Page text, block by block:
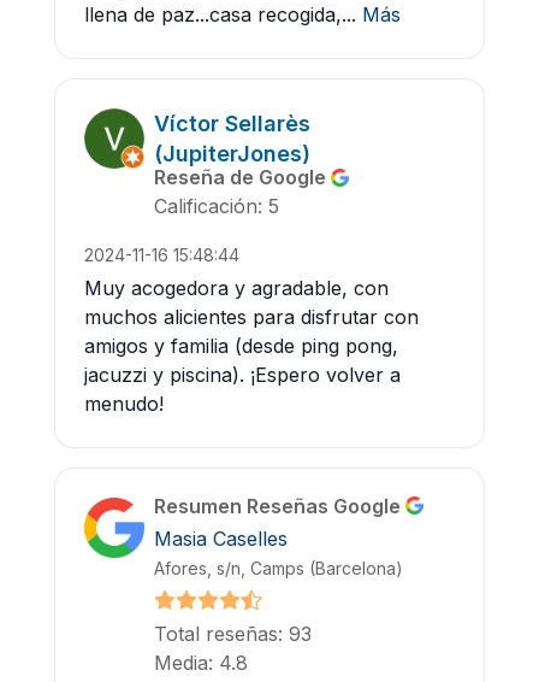
llena de paz...casa recogida,... Más
Víctor Sellarès
(JupiterJones)
Reseña de Google
Calificación: 5
2024-11-16 15:48:44
Muy acogedora y agradable, con
muchos alicientes para disfrutar con
amigos y familia (desde ping pong,
jacuzzi y piscina). ¡Espero volver a
menudo!
Resumen Reseñas Google
Masia Caselles
Afores, s/n, Camps (Barcelona)
Total reseñas: 93
Media: 4.8